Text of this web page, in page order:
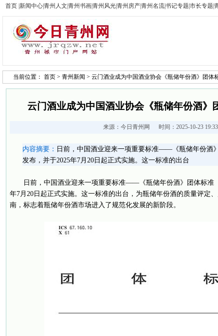
首页 新闻中心青州人文 青州书画青州风光青州房产青州名流书记专题 市长专题
当前位置： 首页 > 青州新闻 > 云门酒业成为中国酒业协会《瓶储年份酒》团体
云门酒业成为中国酒业协会《瓶储年份酒》
来源： 今日青州网 时间：2025-10-23
内容摘要： 日前，中国酒业迎来一项重要标准——《瓶储年份酒
发布，并于2025年7月20日起正式实施。这一标准的出台
日前，中国酒业迎来一项重要标准——《瓶储年份酒》团体标准
年7月20日起正式实施。这一标准的出台，为瓶储年份酒的质量评定
南，标志着瓶储年份酒市场进入了规范化发展的新阶段。